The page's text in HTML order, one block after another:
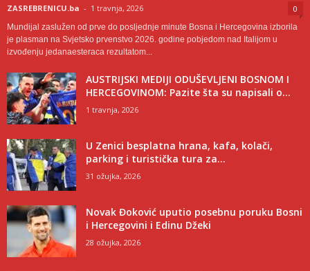
ZASREBRENICU.ba - 1 travnja, 2026 0
Mundijal zaslužen od prve do posljednje minute Bosna i Hercegovina izborila
je plasman na Svjetsko prvenstvo 2026. godine pobjedom nad Italijom u
izvođenju jedanaesteraca rezultatom...
AUSTRIJSKI MEDIJI ODUŠEVLJENI BOSNOM I
HERCEGOVINOM: Pazite šta su napisali o...
1 travnja, 2026
U Zenici besplatna hrana, kafa, kolači,
parking i turistička tura za...
31 ožujka, 2026
Novak Đoković uputio posebnu poruku Bosni
i Hercegovini i Edinu Džeki
28 ožujka, 2026